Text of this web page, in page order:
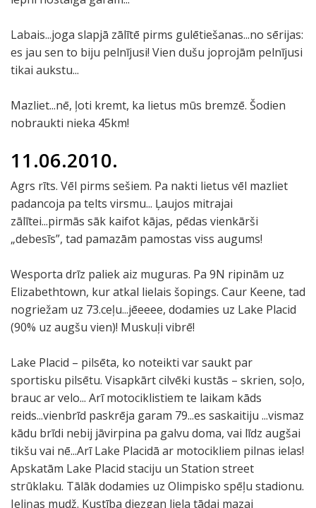
Labais...joga slapjā zālītē pirms gulētiešanas...no sērijas:
es jau sen to biju pelnījusi! Vien dušu joprojām pelnījusi
tikai aukstu...
Mazliet...nē, ļoti kremt, ka lietus mūs bremzē. Šodien
nobraukti nieka 45km!
11.06.2010.
Agrs rīts. Vēl pirms sešiem. Pa nakti lietus vēl mazliet
padancoja pa telts virsmu... Ļaujos mitrajai
zālītei...pirmās sāk kaifot kājas, pēdas vienkārši
„debesīs”, tad pamazām pamostas viss augums!
Wesporta drīz paliek aiz muguras. Pa 9N ripinām uz
Elizabethtown, kur atkal lielais šopings. Caur Keene, tad
nogriežam uz 73.ceļu...jēeeee, dodamies uz Lake Placid
(90% uz augšu vien)! Muskuļi vibrē!
Lake Placid – pilsēta, ko noteikti var saukt par
sportisku pilsētu. Visapkārt cilvēki kustās – skrien, soļo,
brauc ar velo... Arī motociklistiem te laikam kāds
reids...vienbrīd paskrēja garam 79...es saskaitiju ...vismaz
kādu brīdi nebij jāvirpina pa galvu doma, vai līdz augšai
tikšu vai nē...Arī Lake Placidā ar motocikliem pilnas ielas!
Apskatām Lake Placid staciju un Station street
strūklaku. Tālāk dodamies uz Olimpisko spēļu stadionu.
Ieliņas mudž. Kustība diezgan liela tādai mazai